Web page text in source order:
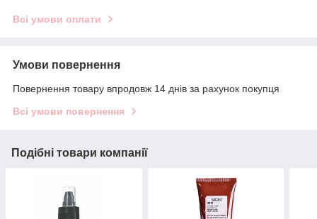
Всі умови оплати
Умови повернення
Повернення товару впродовж 14 днів за рахунок покупця
Всі умови повернення
Подібні товари компанії